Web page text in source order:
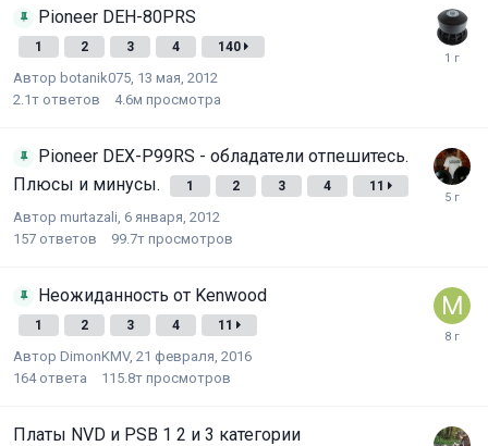
Pioneer DEH-80PRS
1 2 3 4 140
Автор botanik075 13 мая, 2012
2.1т ответов 4.6м просмотра
Pioneer DEX-P99RS - обладатели отпешитесь.
Плюсы и минусы.
1 2 3 4 11
Автор murtazali 6 января, 2012
157 ответов 99.7т просмотров
Неожиданность от Kenwood
1 2 3 4 11
Автор DimonKMV, 21 февраля, 2016
164 ответа 115.8т просмотров
Платы NVD и PSB 1 2 и 3 категории